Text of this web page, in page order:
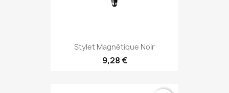
Stylet Magnétique Noir
9,28 €